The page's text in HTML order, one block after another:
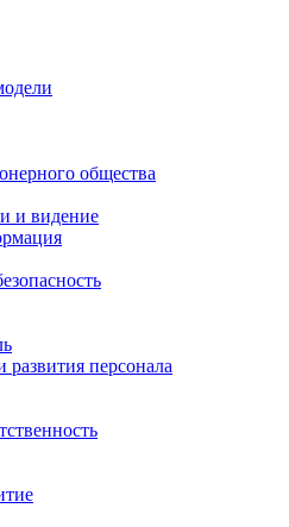
общества
и видение
развития персонала